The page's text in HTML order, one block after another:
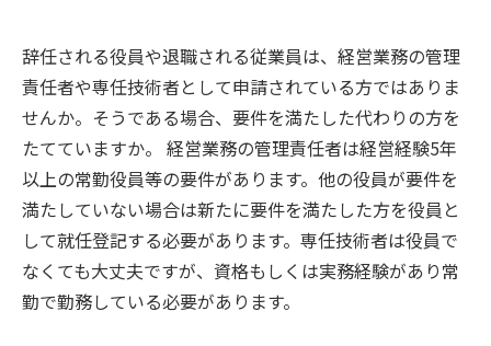
辞任される役員や退職される従業員は、経営業務の管理
責任者や専任技術者として申請されている方ではありま
せんか。そうである場合、要件を満たした代わりの方を
たてていますか。 経営業務の管理責任者は経営経験5年
以上の常勤役員等の要件があります。他の役員が要件を
満たしていない場合は新たに要件を満たした方を役員と
して就任登記する必要があります。専任技術者は役員で
なくても大丈夫ですが、資格もしくは実務経験があり常
勤で勤務している必要があります。